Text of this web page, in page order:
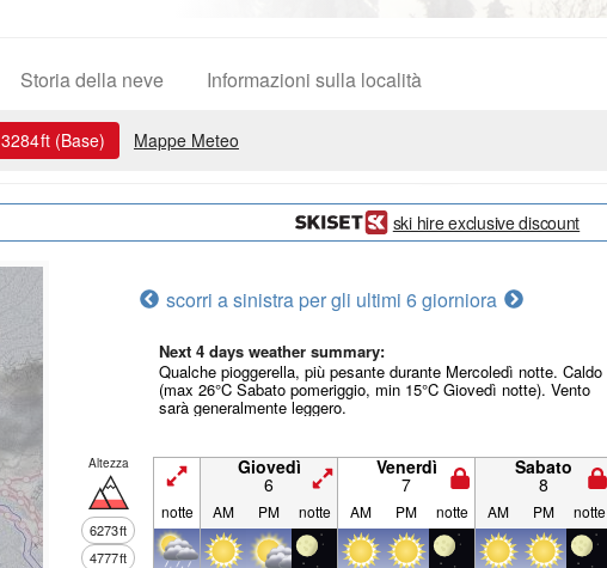
Storia della neve Informazioni sulla località
3284ft (Base) Mappe Meteo
ski hire exclusive discount
scorri a sinistra per gli ultimi 6 giorniora
Next 4 days weather summary:
Qualche pioggerella, più pesante durante Mercoledì notte. Caldo
(max 26°C Sabato pomeriggio, min 15°C Giovedì notte). Vento
sarà generalmente leggero.
Altezza
6273ft
4777ft
Giovedì
6
Venerdì
7
Sabato
8
notte AM PM notte AM PM notte AM PM notte